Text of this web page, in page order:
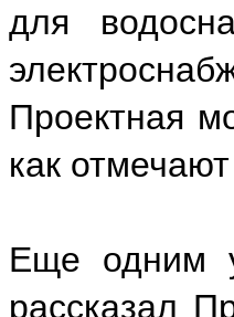
для
Проектная
как
Еще одним
рассказал